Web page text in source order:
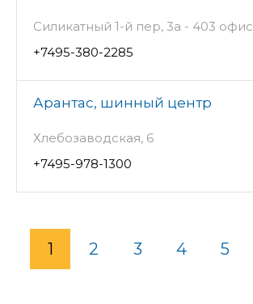
Силикатный 1-й пер, 3а - 403 офис
+7495-380-2285
Арантас, шинный центр
Хлебозаводская, 6
+7495-978-1300
1 2 3 4 5